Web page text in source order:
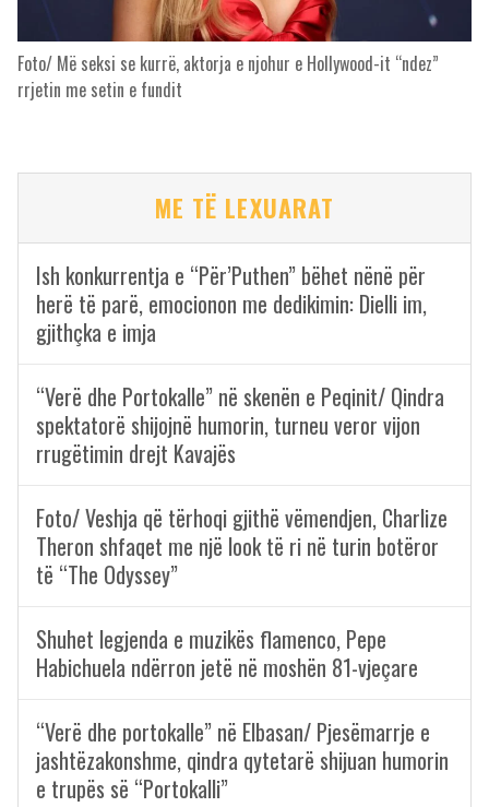
Foto/ Më seksi se kurrë, aktorja e njohur e Hollywood-it “ndez”
rrjetin me setin e fundit
ME TË LEXUARAT
Ish konkurrentja e “Për’Puthen” bëhet nënë për
herë të parë, emocionon me dedikimin: Dielli im,
gjithçka e imja
“Verë dhe Portokalle” në skenën e Peqinit/ Qindra
spektatorë shijojnë humorin, turneu veror vijon
rrugëtimin drejt Kavajës
Foto/ Veshja që tërhoqi gjithë vëmendjen, Charlize
Theron shfaqet me një look të ri në turin botëror
të “The Odyssey”
Shuhet legjenda e muzikës flamenco, Pepe
Habichuela ndërron jetë në moshën 81-vjeçare
“Verë dhe portokalle” në Elbasan/ Pjesëmarrje e
jashtëzakonshme, qindra qytetarë shijuan humorin
e trupës së “Portokalli”